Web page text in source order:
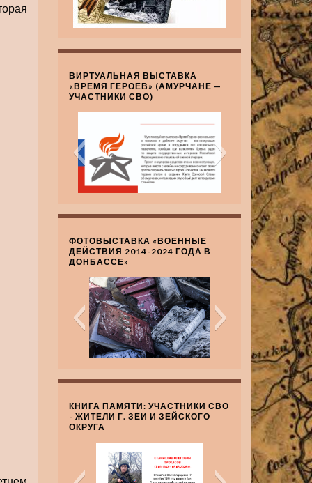
ВИРТУАЛЬНАЯ ВЫСТАВКА
«ВРЕМЯ ГЕРОЕВ» (АМУРЧАНЕ —
УЧАСТНИКИ СВО)
ФОТОВЫСТАВКА «ВОЕННЫЕ
ДЕЙСТВИЯ 2014-2024 ГОДА В
ДОНБАССЕ»
КНИГА ПАМЯТИ: УЧАСТНИКИ СВО
- ЖИТЕЛИ Г. ЗЕИ И ЗЕЙСКОГО
ОКРУГА